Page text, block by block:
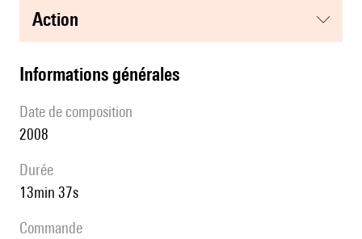
action
informations générales
date de composition
2008
durée
13min 37s
Commande